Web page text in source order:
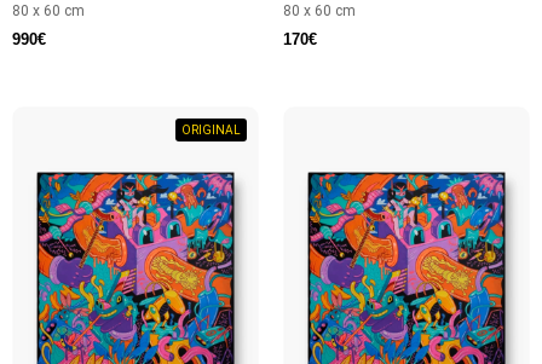
80 x 60 cm
990€
80 x 60 cm
170€
ORIGINAL